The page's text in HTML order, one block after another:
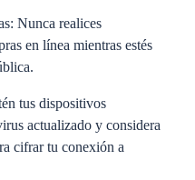
Nunca realices
en línea mientras estés
tus dispositivos
actualizado y considera
cifrar tu conexión a